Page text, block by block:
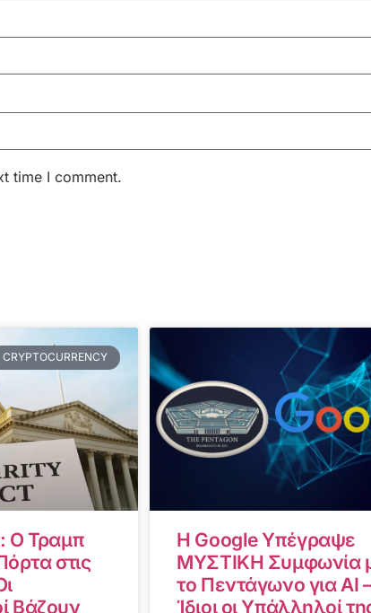
time I comment.
CRYPTOCURRENCY
Ο Τραμπ
στις
Βάζουν
Η Google Υπέγραψε
ΜΥΣΤΙΚΗ Συμφωνία
το Πεντάγωνο για AI
Ίδιοι οι Υπάλληλοί